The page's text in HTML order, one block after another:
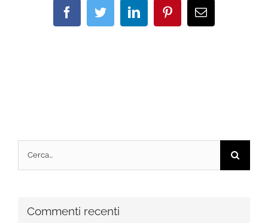
FacebookTwitterLinkedInPinterestEmail
Cerca
per:
Commenti recenti